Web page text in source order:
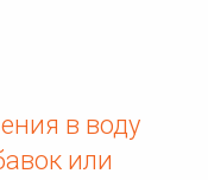
в воду
или